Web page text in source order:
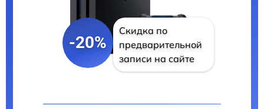
-20%
Скидка по
предварительной
записи на сайте